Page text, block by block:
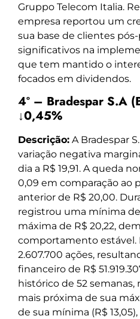
Gruppo Telecom Italia.
empresa reportou um
sua base de clientes
significativos na
que tem mantido o
focados em dividendos.
4º – Bradespar S.A
↓0,45%
Descrição: A Bradespar
variação negativa
dia a R$ 19,91. A queda
0,09 em comparação ao
anterior de R$ 20,00.
registrou uma mínima de
máxima de R$ 20,22,
comportamento estável.
2.607.700 ações,
financeiro de R$
histórico de 52 semanas,
mais próxima de sua
de sua mínima (R$